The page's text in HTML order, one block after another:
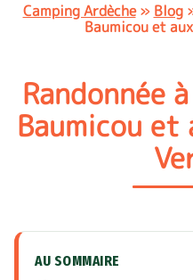
Camping Ardèche» Blog
Baumicou et
Randonnée
Baumicou et
AU SOMMAIRE